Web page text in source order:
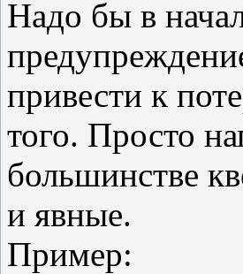
Надо бы в
привести к
того. Просто
большинстве
и явные.
Пример: